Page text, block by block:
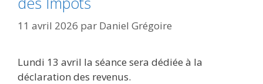
11 avril 2026 par Daniel Grégoire
Lundi 13 avril la séance sera dédiée à la
déclaration des revenus.